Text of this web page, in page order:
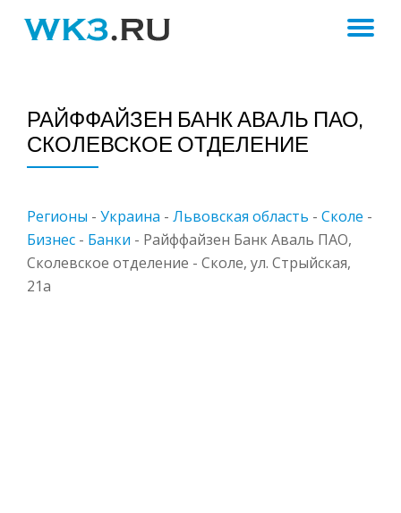
РАЙФФАЙЗЕН БАНК АВАЛЬ ПАО,
СКОЛЕВСКОЕ ОТДЕЛЕНИЕ
Регионы - Украина - Львовская область - Сколе -
Бизнес - Банки - Райффайзен Банк Аваль ПАО,
Сколевское отделение - Сколе, ул. Стрыйская,
21а